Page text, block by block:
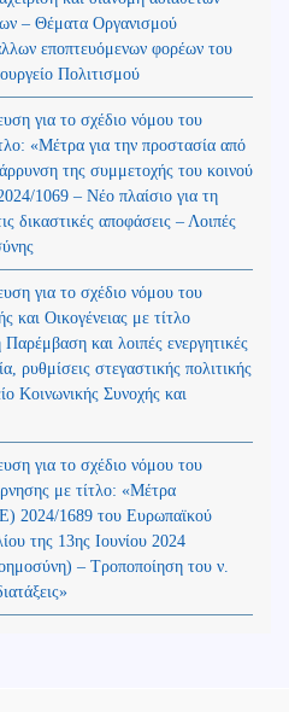
– Θέματα Οργανισμού
εποπτευόμενων φορέων του
Πολιτισμού
για το σχέδιο νόμου του
«Μέτρα για την προστασία από
της συμμετοχής του κοινού
1069 – Νέο πλαίσιο για τη
δικαστικές αποφάσεις – Λοιπές
για το σχέδιο νόμου του
και Οικογένειας με τίτλο
και λοιπές ενεργητικές
ρυθμίσεις στεγαστικής πολιτικής
Κοινωνικής Συνοχής και
για το σχέδιο νόμου του
με τίτλο: «Μέτρα
2024/1689 του Ευρωπαϊκού
της 13ης Ιουνίου 2024
– Τροποποίηση του ν.